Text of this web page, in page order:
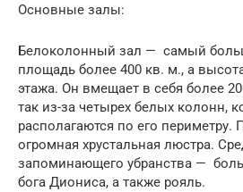
Основные залы:
Белоколонный зал — самый
площадь более 400 кв. м., а
этажа. Он вмещает в себя более
так из-за четырех белых колонн,
располагаются по его периметру.
огромная хрустальная люстра.
запоминающего убранства —
бога Диониса, а также рояль.